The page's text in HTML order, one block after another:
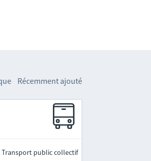
Récemment ajouté
Transport public collectif